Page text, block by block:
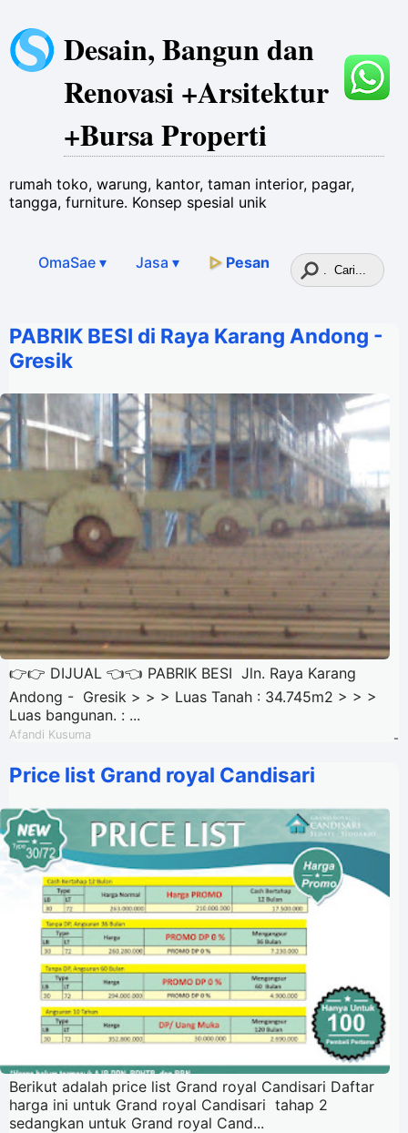
Desain, Bangun dan
Renovasi +Arsitektur
+Bursa Properti
rumah toko, warung, kantor, taman interior, pagar,
tangga, furniture. Konsep spesial unik
OmaSae ▾ Jasa ▾ ▷ Pesan
PABRIK BESI di Raya Karang Andong -
Gresik
👉👉 DIJUAL 👈👈 PABRIK BESI Jln. Raya Karang
Andong - Gresik > > > Luas Tanah : 34.745m2 > > >
Luas bangunan. : ...
Afandi Kusuma -
Price list Grand royal Candisari
Berikut adalah price list Grand royal Candisari Daftar
harga ini untuk Grand royal Candisari tahap 2
sedangkan untuk Grand royal Cand...